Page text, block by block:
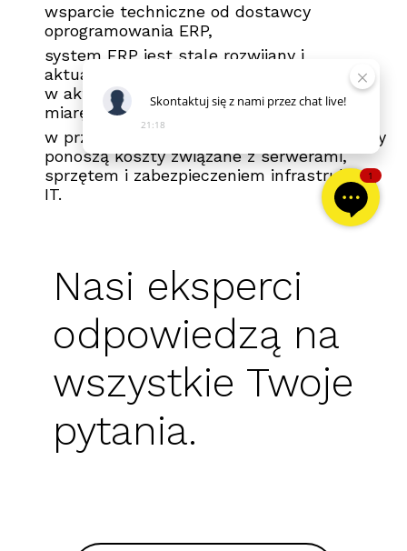
wsparcie techniczne od dostawcy
oprogramowania ERP,
system ERP jest stale rozwijany i
aktualizowany. Firmy powinny inwestować
w aktualizacje i rozbudowę systemów w
miarę rozwoju swojej działalności,
w przypadku systemów on-premises, firmy
ponoszą koszty związane z serwerami,
sprzętem i zabezpieczeniem infrastruktury
IT.
Nasi eksperci
odpowiedzą na
wszystkie Twoje
pytania.
Skontaktujsięz nami przezchat live!
21:18
1